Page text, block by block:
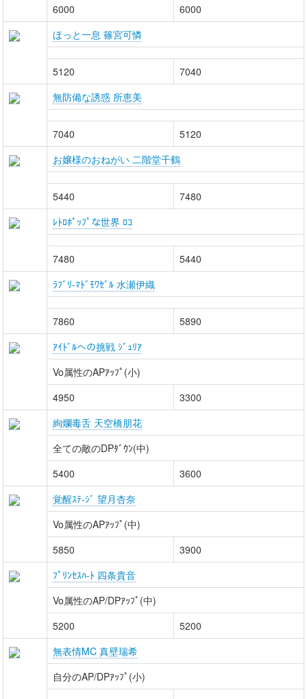
6000
6000
ほっと一息 篠宮可憐
5120
7040
無防備な誘惑 所恵美
7040
5120
お嬢様のおねがい 二階堂千鶴
5440
7480
ﾚﾄﾛﾎﾟｯﾌﾟな世界 ﾛｺ
7480
5440
ﾗﾌﾞﾘ-ﾏﾄﾞﾓﾜｾﾞﾙ 水瀬伊織
7860
5890
ｱｲﾄﾞﾙへの挑戦 ｼﾞｭﾘｱ
Vo属性のAPｱｯﾌﾟ(小)
4950
3300
絢爛毒舌 天空橋朋花
全ての敵のDPﾀﾞｳﾝ(中)
5400
3600
覚醒ｽﾃ-ｼﾞ 望月杏奈
Vo属性のAPｱｯﾌﾟ(中)
5850
3900
ﾌﾟﾘﾝｾｽﾊ-ﾄ 四条貴音
Vo属性のAP/DPｱｯﾌﾟ(中)
5200
5200
無表情MC 真壁瑞希
自分のAP/DPｱｯﾌﾟ(小)